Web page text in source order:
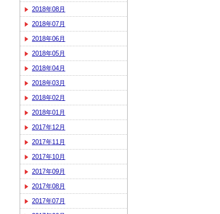
2018年08月
2018年07月
2018年06月
2018年05月
2018年04月
2018年03月
2018年02月
2018年01月
2017年12月
2017年11月
2017年10月
2017年09月
2017年08月
2017年07月